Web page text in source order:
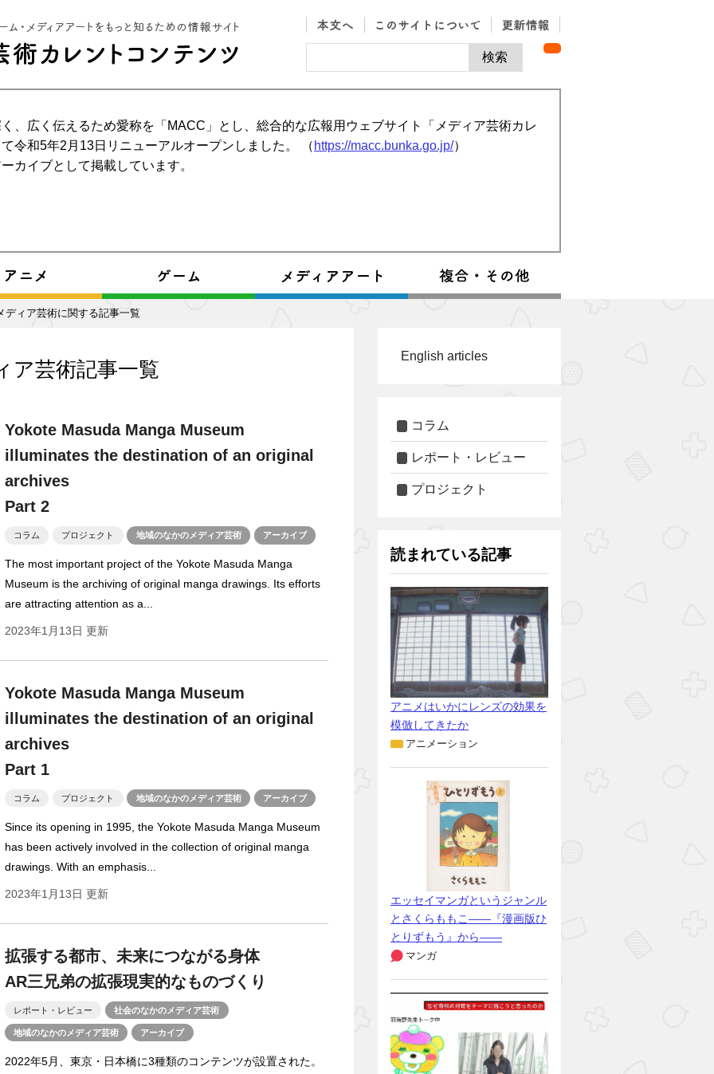
、広く伝えるため愛称を「MACC」とし、総合的な広報用ウェブサイト「メディア芸術カレ
令和5年2月13日リニューアルオープンしました。 （ https://macc.bunka.go.jp/）
カイブとして掲載しています。
ィア芸術に関する記事一覧
ア芸術記事一覧
Yokote Masuda Manga Museum
illuminates the destination of an original
archives
Part 2
コラム プロジェクト 地域のなかのメディア芸術 アーカイブ
The most important project of the Yokote Masuda Manga
Museum is the archiving of original manga drawings. Its efforts
are attracting attention as a...
2023年1月13日 更新
Yokote Masuda Manga Museum
illuminates the destination of an original
archives
Part 1
コラム プロジェクト 地域のなかのメディア芸術 アーカイブ
Since its opening in 1995, the Yokote Masuda Manga Museum
has been actively involved in the collection of original manga
drawings. With an emphasis...
2023年1月13日 更新
拡張する都市、未来につながる身体
AR三兄弟の拡張現実的なものづくり
レポート・レビュー 社会のなかのメディア芸術
地域のなかのメディア芸術 アーカイブ
2022年5月、東京・日本橋に3種類のコンテンツが設置された。
English articles
コラム
レポート・レビュー
プロジェクト
読まれている記事
アニメはいかにレンズの効果を
模倣してきたか
アニメーション
エッセイマンガというジャンル
とさくらももこ――『漫画版ひ
とりずもう』から――
マンガ